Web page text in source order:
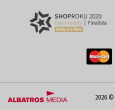
2026